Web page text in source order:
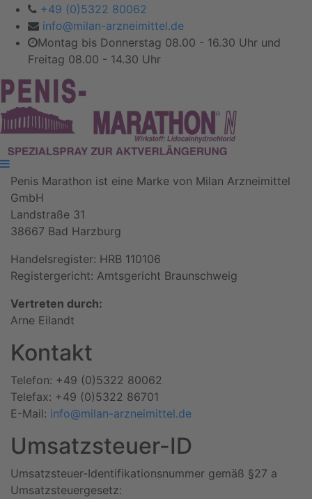
+49 (0)5322 80062
info@milan-arzneimittel.de
Montag bis Donnerstag 08.00 - 16.30 Uhr und
Freitag 08.00 - 14.30 Uhr
Penis Marathon ist eine Marke von Milan Arzneimittel
GmbH
Landstraße 31
38667 Bad Harzburg
Handelsregister: HRB 110106
Registergericht: Amtsgericht Braunschweig
Vertreten durch:
Arne Eilandt
Kontakt
Telefon: +49 (0)5322 80062
Telefax: +49 (0)5322 86701
E-Mail: info@milan-arzneimittel.de
Umsatzsteuer-ID
Umsatzsteuer-Identifikationsnummer gemäß §27 a
Umsatzsteuergesetz: